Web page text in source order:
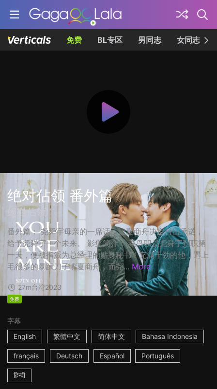
免费 BL专区 男同志 女同志
绝对佔领 番外篇
絕對佔領
番外篇： 尧舜宇母亲的一席话，让夏商舟决定付出承诺，
给予尧舜宇一个未来。 影集简介： 菜鸟职员尧舜宇到职第
一天，便被指派为总经理的贴身秘书！充满干劲的他，遇上
毛很多的暴躁刀子嘴夏商舟，而尧... More
27m台湾2023
免费
字幕
English
繁體中文 简体中文 Bahasa Indonesia
français Deutsch Español Português
हिन्दी